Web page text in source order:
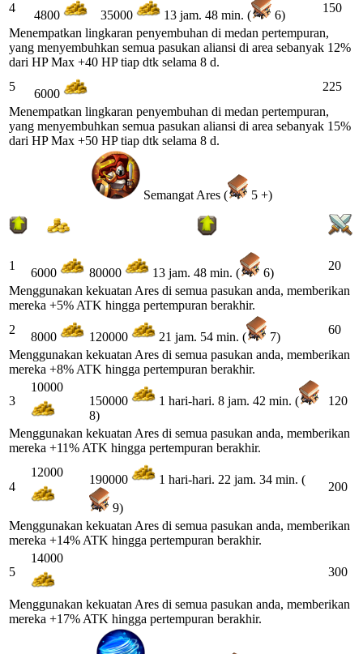
4
4800 35000 13 jam. 48 min. ( 6)
150
Menempatkan lingkaran penyembuhan di medan pertempuran,
yang menyembuhkan semua pasukan aliansi di area sebanyak 12%
dari HP Max +40 HP tiap dtk selama 8 d.
5
6000
225
Menempatkan lingkaran penyembuhan di medan pertempuran,
yang menyembuhkan semua pasukan aliansi di area sebanyak 15%
dari HP Max +50 HP tiap dtk selama 8 d.
Semangat Ares ( 5 +)
1
6000 80000 13 jam. 48 min. ( 6)
20
Menggunakan kekuatan Ares di semua pasukan anda, memberikan
mereka +5% ATK hingga pertempuran berakhir.
2
8000 120000 21 jam. 54 min. ( 7)
60
Menggunakan kekuatan Ares di semua pasukan anda, memberikan
mereka +8% ATK hingga pertempuran berakhir.
3
10000
150000
1 hari-hari. 8 jam. 42 min. (
8)
120
Menggunakan kekuatan Ares di semua pasukan anda, memberikan
mereka +11% ATK hingga pertempuran berakhir.
4
12000
190000 1 hari-hari. 22 jam. 34 min. (
9)
200
Menggunakan kekuatan Ares di semua pasukan anda, memberikan
mereka +14% ATK hingga pertempuran berakhir.
5
14000
300
Menggunakan kekuatan Ares di semua pasukan anda, memberikan
mereka +17% ATK hingga pertempuran berakhir.